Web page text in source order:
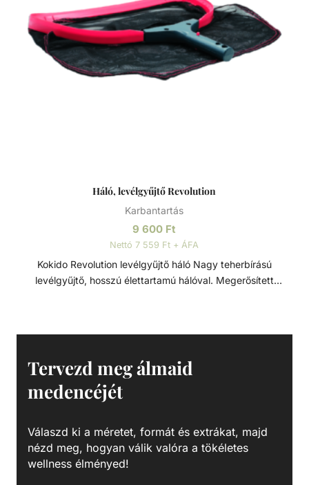
Háló, levélgyűjtő Revolution
Karbantartás
9 600 Ft
Nettó 7 559 Ft + ÁFA
Kokido Revolution levélgyűjtő háló Nagy teherbírású
levélgyűjtő, hosszú élettartamú hálóval. Megerősített
minden medencetisztító szettnek, és kompatibilis az
összes Kokido teleszkópos rúddal.
Tervezd meg álmaid
medencéjét
Válaszd ki a méretet, formát és extrákat, majd
nézd meg, hogyan válik valóra a tökéletes
wellness élményed!